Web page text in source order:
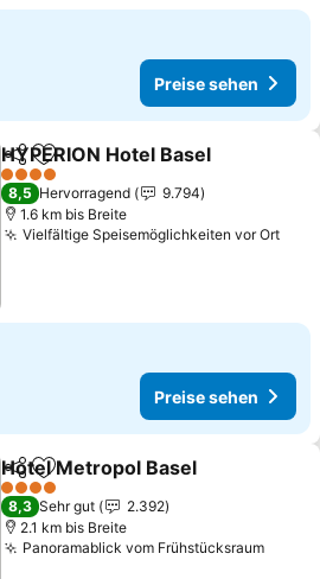
Preise sehen
TeilenZu Favoriten hinzufügen
HYPERION Hotel Basel
4 Sterne
8,5 Hervorragend
9.794
1.6 km bis Breite
Vielfältige Speisemöglichkeiten vor Ort
Preise sehen
TeilenZu Favoriten hinzufügen
Hotel Metropol Basel
4 Sterne
8,3 Sehr gut
2.392
2.1 km bis Breite
Panoramablick vom Frühstücksraum